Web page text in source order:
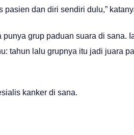
dan diri sendiri dulu,”
grup paduan suara di sana.
tahun lalu grupnya itu jadi juara
kanker di sana.